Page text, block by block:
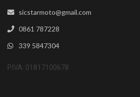
sicstarmoto@gmail.com
0861 787228
339 5847304
P.IVA: 01817100678